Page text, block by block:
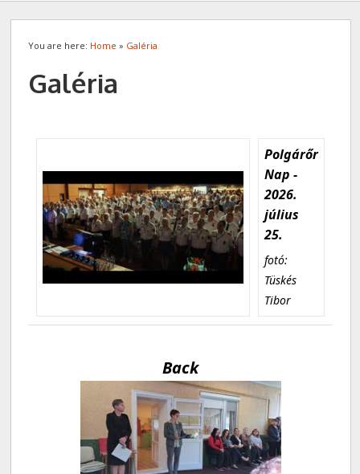
You are here: Home » Galéria
Galéria
Polgárőr
Nap -
2026.
július
25.
fotó:
Tüskés
Tibor
Back